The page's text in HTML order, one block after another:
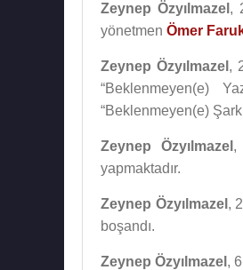
Zeynep Özyılmazel ,
yönetmen Ömer
Zeynep Özyılmazel ,
“Beklenmeyen(e)
“Beklenmeyen(e)
Zeynep Özyılmazel ,
yapmaktadır.
Zeynep Özyılmazel ,
boşandı.
Zeynep Özyılmazel ,